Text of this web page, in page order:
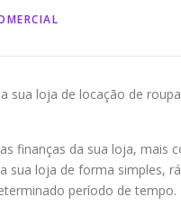
sua loja de locação de
finanças da sua loja,
sua loja de forma
período de tempo.